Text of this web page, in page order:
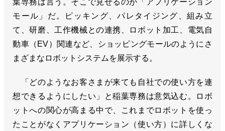
モール」だ。ピッキング、パレタイジング、組み立
て、研磨、工作機械との連携、ロボット加工、電気自
動車（EV）関連など、ショッピングモールのようにさ
まざまなロボットシステムを展示する。
「どのようなお客さまが来ても自社での使い方を連
想できるようにしたい」と稲葉専務は意気込む。ロボ
ットへの関心が高まる中で、これまでロボットを使っ
たことがなくアプリケーション（使い方）に詳しくな